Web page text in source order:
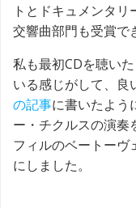
トとドキュメンタリ
交響曲部門も受賞で
私も最初CDを聴い
いる感じがして、良
の記事に書いたよう
ー・チクルスの演奏
フィルのベートーヴ
にしました。